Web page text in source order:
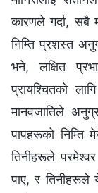
कारणले गर्दा, सबै
निम्ति प्रशस्त
भने, लक्षित
प्रायश्‍चितको
मानवजातिले
पापहरूको निम्ति
तिनीहरूले
पाए, र तिनीहरूले